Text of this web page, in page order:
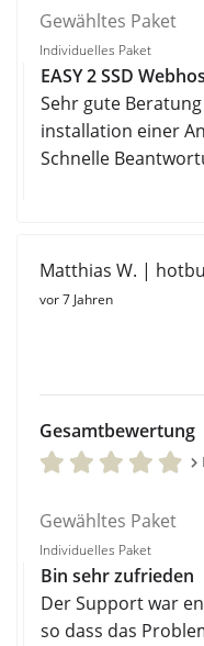
Gewähltes Paket
Individuelles Paket
EASY 2 SSD
Sehr gute
installation einer
Schnelle
Matthias W. |
vor 7 Jahren
Gesamtbewertung
Gewähltes Paket
Individuelles Paket
Bin sehr zufrieden
Der Support war
so dass das